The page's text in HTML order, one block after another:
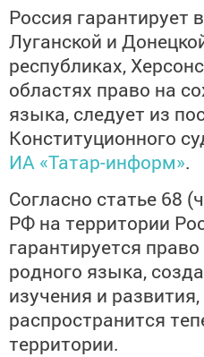
Россия гарантирует
Луганской и
республиках,
областях право на
языка, следует из
Конституционного
ИА «Татар-информ».
Согласно статье 68
РФ на территории
гарантируется
родного языка,
изучения и
распространится
территории.